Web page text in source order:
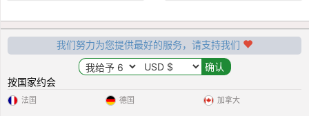
我们努力为您提供最好的服务，请支持我们
按国家约会
法国 德国 加拿大